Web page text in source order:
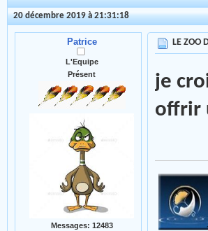
20 décembre 2019 à 21:31:18
Patrice
L'Equipe
Présent
Messages: 12483
LE ZOO
je
offrir